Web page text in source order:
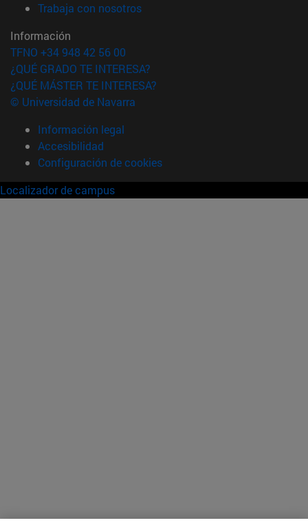
Trabaja con nosotros(abre en nueva ventana)
Información
TFNO +34 948 42 56 00
¿QUÉ GRADO TE INTERESA?
¿QUÉ MÁSTER TE INTERESA?
© Universidad de Navarra
Información legal
Accesibilidad
Configuración de cookies
Localizador de campus